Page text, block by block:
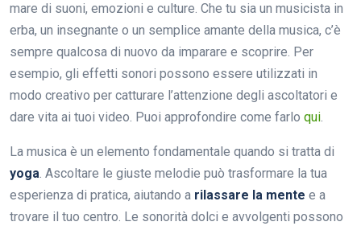
mare di suoni, emozioni e culture. Che tu sia un musicista in
erba, un insegnante o un semplice amante della musica, c’è
sempre qualcosa di nuovo da imparare e scoprire. Per
esempio, gli effetti sonori possono essere utilizzati in
modo creativo per catturare l’attenzione degli ascoltatori e
dare vita ai tuoi video. Puoi approfondire come farlo qui.
La musica è un elemento fondamentale quando si tratta di
yoga. Ascoltare le giuste melodie può trasformare la tua
esperienza di pratica, aiutando a rilassare la mente e a
trovare il tuo centro. Le sonorità dolci e avvolgenti possono